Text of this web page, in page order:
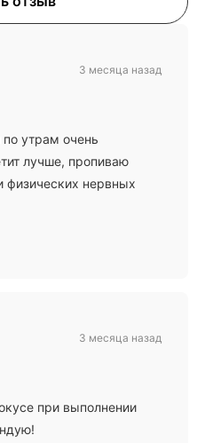
утрам очень
лучше, пропиваю
физических нервных
3 месяца назад
при выполнении
3 месяца назад